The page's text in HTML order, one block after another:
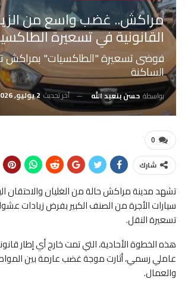
مراكش.. غضب واسع من
القانونية في تسعيرة
فوضى تسعيرة "الطاكسيات" بمراكش
الساكنة
بواسطة حسن بنعبد الله آخر تحديث 2 يوليو, 2026
0
شارك
تشهد مدينة مراكش حالة من الغليان والاحتقان
سيارات الأجرة من الصنف الكبير بفرض زيادات
تسعيرة النقل.
هذه الخطوة الأحادية، التي تمت خارج أي إطار
عاملي رسمي، أثارت موجة غضب عارمة بين
والعمال.